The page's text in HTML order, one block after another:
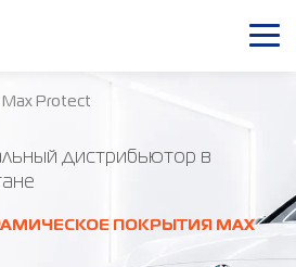
Max Protect
дистрибьютор в
ПОКРЫТИЯ MAX